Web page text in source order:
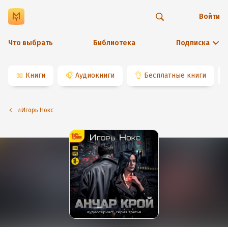
Что выбрать Библиотека Подписка
Войти
📖 Книги 🎧 Аудиокниги 👌 Бесплатные книги
⭐️Игорь Нокс